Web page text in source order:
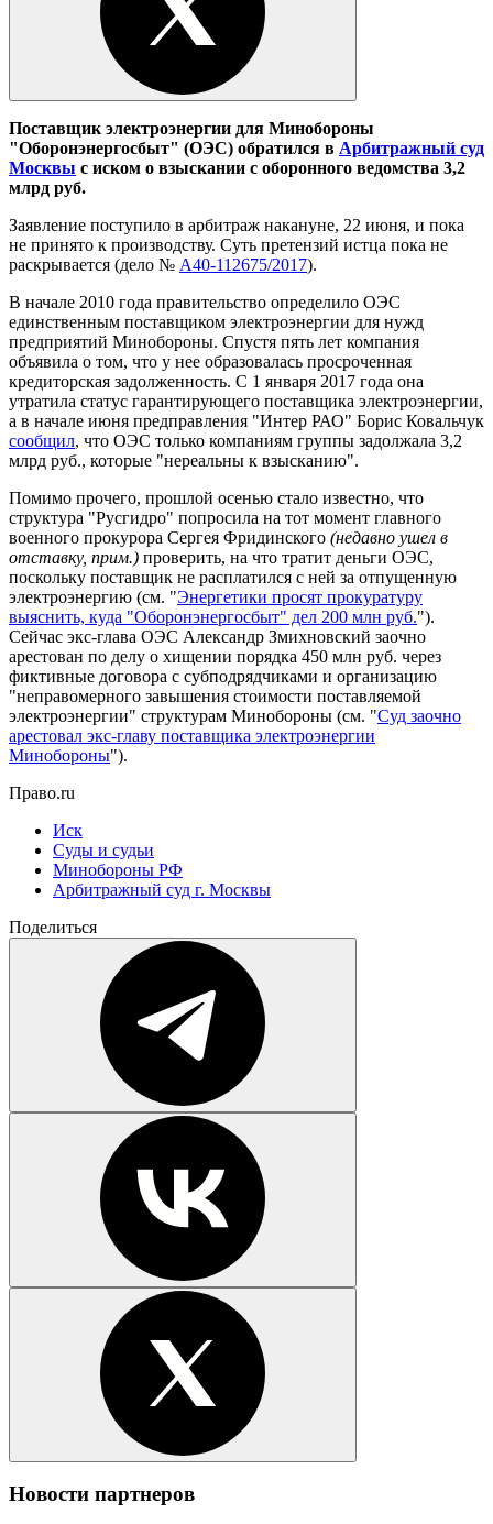
Поставщик электроэнергии для Минобороны
"Оборонэнергосбыт" (ОЭС) обратился в Арбитражный суд
Москвы с иском о взыскании с оборонного ведомства 3,2
млрд руб.
Заявление поступило в арбитраж накануне, 22 июня, и пока
не принято к производству. Суть претензий истца пока не
раскрывается (дело № А40-112675/2017).
В начале 2010 года правительство определило ОЭС
единственным поставщиком электроэнергии для нужд
предприятий Минобороны. Спустя пять лет компания
объявила о том, что у нее образовалась просроченная
кредиторская задолженность. С 1 января 2017 года она
утратила статус гарантирующего поставщика электроэнергии,
а в начале июня предправления "Интер РАО" Борис Ковальчук
сообщил, что ОЭС только компаниям группы задолжала 3,2
млрд руб., которые "нереальны к взысканию".
Помимо прочего, прошлой осенью стало известно, что
структура "Русгидро" попросила на тот момент главного
военного прокурора Сергея Фридинского (недавно ушел в
отставку, прим.) проверить, на что тратит деньги ОЭС,
поскольку поставщик не расплатился с ней за отпущенную
электроэнергию (см. "Энергетики просят прокуратуру
выяснить, куда "Оборонэнергосбыт" дел 200 млн руб.").
Сейчас экс-глава ОЭС Александр Змихновский заочно
арестован по делу о хищении порядка 450 млн руб. через
фиктивные договора с субподрядчиками и организацию
"неправомерного завышения стоимости поставляемой
электроэнергии" структурам Минобороны (см. "Суд заочно
арестовал экс-главу поставщика электроэнергии
Минобороны").
Право.ru
Иск
Суды и судьи
Минобороны РФ
Арбитражный суд г. Москвы
Поделиться
Новости партнеров